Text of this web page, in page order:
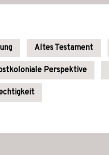
Altes Testament
Perspektive